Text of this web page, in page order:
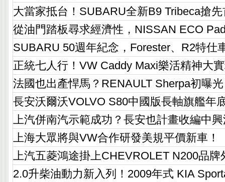
大當家抵台！SUBARU全新B9 Tribeca搶
從油門踏板尋求經濟性，NISSAN ECO
SUBARU 50週年紀念，Forester、R2特仕
正統七人行！VW Caddy Maxi樂活精神大
法國也出產悍馬？RENAULT Sherpa初曝光
長安沃爾沃VOLVO S80中國版長軸旗艦年
上汽併南汽示範成功？長安也計畫收編中
上海大眾將與VW合作研發美規平價新車！
上汽五菱鴻途掛上CHEVROLET N200品牌
2.0升柴油動力新入列！2009年式 KIA